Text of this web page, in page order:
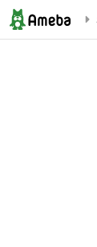
たくさんの絵